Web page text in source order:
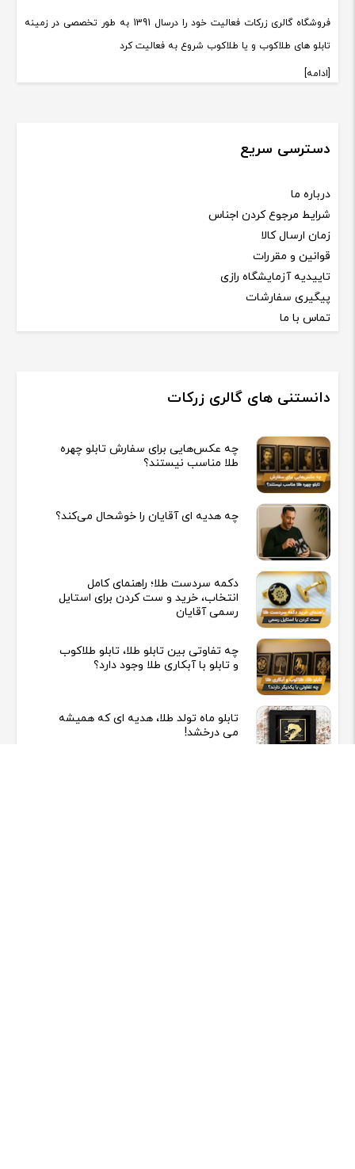
فروشگاه گالری زرکات فعالیت خود را درسال 1391 به طور تخصصی در زمینه
تابلو های طلاکوب و یا طلاکوب شروع به فعالیت کرد
[ادامه]
دسترسی سریع
درباره ما
شرایط مرجوع کردن اجناس
زمان ارسال کالا
قوانین و مقررات
تاییدیه آزمایشگاه رازی
پیگیری سفارشات
تماس با ما
دانستنی های گالری زرکات
چه عکس‌هایی برای سفارش تابلو چهره
طلا مناسب نیستند؟
چه هدیه‌ ای آقایان را خوشحال می‌کند؟
دکمه سردست طلا؛ راهنمای کامل
انتخاب، خرید و ست کردن برای استایل
رسمی آقایان
چه تفاوتی بین تابلو طلا، تابلو طلاکوب
و تابلو با آبکاری طلا وجود دارد؟
تابلو ماه تولد طلا، هدیه ای که همیشه
می درخشد!